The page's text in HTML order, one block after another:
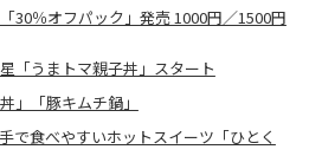
30％オフパック」発売 1000円／1500円
「うまトマ親子丼」スタート
」「豚キムチ鍋」
で食べやすいホットスイーツ「ひとく